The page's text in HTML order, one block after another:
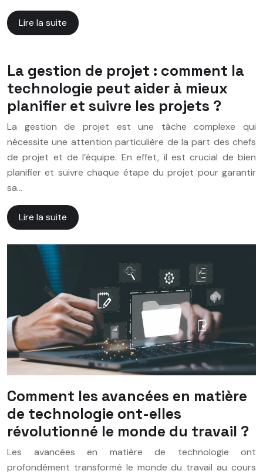
Lire la suite
La gestion de projet : comment la
technologie peut aider à mieux
planifier et suivre les projets ?
La gestion de projet est une tâche complexe qui
nécessite une attention particulière de la part des chefs
de projet et de l’équipe. En effet, il est crucial de bien
planifier et suivre chaque étape du projet pour garantir
sa…
Lire la suite
Comment les avancées en matière
de technologie ont-elles
révolutionné le monde du travail ?
Les avancées en matière de technologie ont
profondément transformé le monde du travail au cours